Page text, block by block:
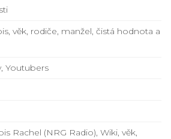
věk, rodiče, manžel, čistá hodnota a
Youtubers
Rachel (NRG Radio), Wiki, věk,